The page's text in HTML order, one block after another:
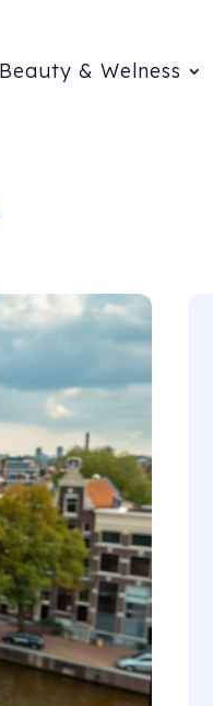
Beauty & Welness